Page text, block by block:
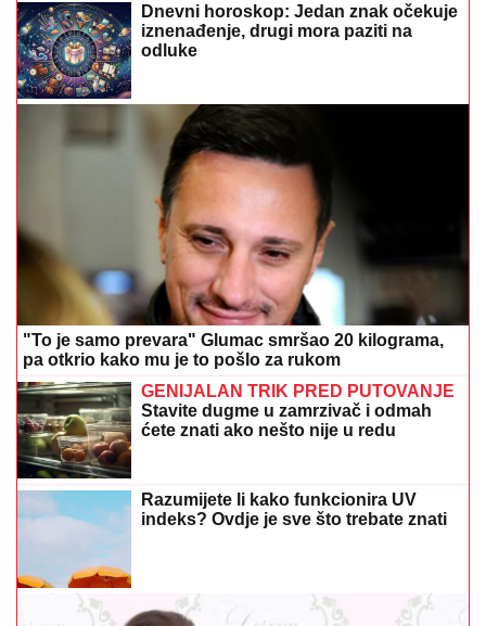
Dnevni horoskop: Jedan znak očekuje
iznenađenje, drugi mora paziti na
odluke
"To je samo prevara" Glumac smršao 20 kilograma,
pa otkrio kako mu je to pošlo za rukom
GENIJALAN TRIK PRED PUTOVANJE
Stavite dugme u zamrzivač i odmah
ćete znati ako nešto nije u redu
Razumijete li kako funkcionira UV
indeks? Ovdje je sve što trebate znati